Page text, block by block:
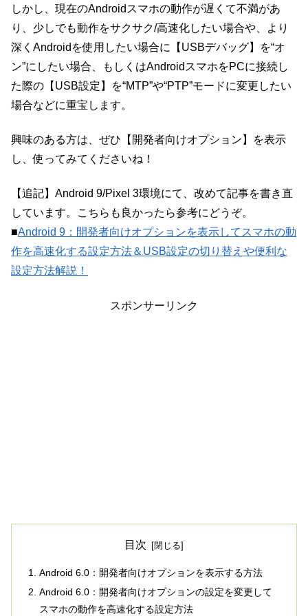
しかし、現在のAndroidスマホの動作が遅くて不満があ
り、少しでも動作をサクサク/高速化したい場合や、より
深くAndroidを使用したい場合に【USBデバッグ】を“オ
ン”にしたい場合、もしくはAndroidスマホをPCに接続し
た際の【USB設定】を“MTP”や“PTP”モードに変更したい
場合などに重宝します。
興味のある方は、ぜひ【開発者向けオプション】を表示
し、使ってみてくださいね！
【追記】Android 9/Pixel 3環境にて、改めて記事を書き直
しています。こちらも良かったら参考にどうぞ。
■Android 9：開発者向けオプションを表示してスマホの動
作を高速化する設定方法＆USB設定の切り替えや便利な
設定方法解説！
スポンサーリンク
目次
Android 6.0：開発者向けオプションを表示する方法
Android 6.0：開発者向けオプションの設定を変更して
スマホの動作を高速化する設定方法